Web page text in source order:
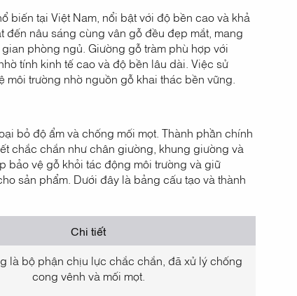
biến tại Việt Nam, nổi bật với độ bền cao và khả
đến nâu sáng cùng vân gỗ đều đẹp mắt, mang
phòng ngủ. Giường gỗ tràm phù hợp với
tính kinh tế cao và độ bền lâu dài. Việc sử
trường nhờ nguồn gỗ khai thác bền vững.
bỏ độ ẩm và chống mối mọt. Thành phần chính
chắc chắn như chân giường, khung giường và
bảo vệ gỗ khỏi tác động môi trường và giữ
sản phẩm. Dưới đây là bảng cấu tạo và thành
Chi tiết
là bộ phận chịu lực chắc chắn, đã xử lý chống
cong vênh và mối mọt.